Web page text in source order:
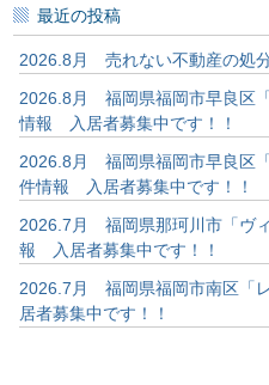
最近の投稿
2026.8月 売れない不動産の処
2026.8月 福岡県福岡市早良区
情報 入居者募集中です！！
2026.8月 福岡県福岡市早良区
件情報 入居者募集中です！！
2026.7月 福岡県那珂川市「ヴ
報 入居者募集中です！！
2026.7月 福岡県福岡市南区「
居者募集中です！！